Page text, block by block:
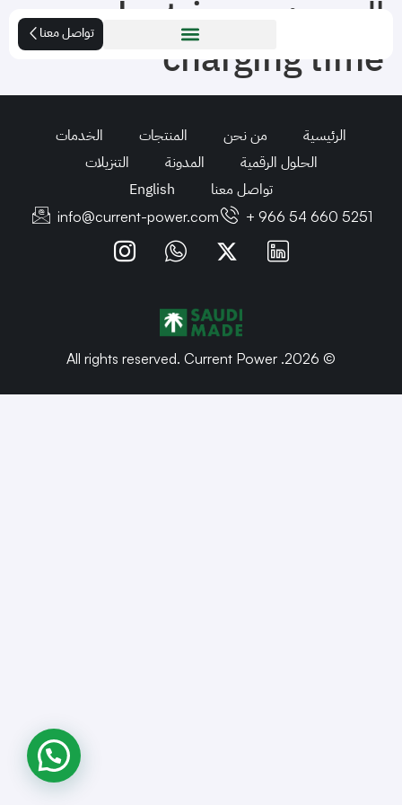
تواصل معنا الوسم:
electric car
charging time
الرئيسية من نحن المنتجات
الخدمات
الحلول الرقمية
المدونة
التنزيلات
تواصل معنا
English
info@current-power.com + 966 54 660 5251
© 2026. All rights reserved. Current Power